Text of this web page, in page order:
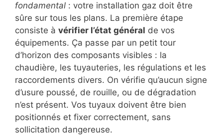
fondamental : votre installation gaz doit être
sûre sur tous les plans. La première étape
consiste à vérifier l’état général de vos
équipements. Ça passe par un petit tour
d’horizon des composants visibles : la
chaudière, les tuyauteries, les régulations et les
raccordements divers. On vérifie qu’aucun signe
d’usure poussé, de rouille, ou de dégradation
n’est présent. Vos tuyaux doivent être bien
positionnés et fixer correctement, sans
sollicitation dangereuse.